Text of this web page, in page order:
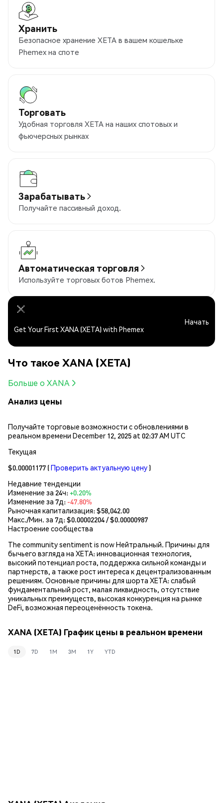
Хранить
Безопасное хранение XETA в вашем кошельке
Phemex на споте
Торговать
Удобная торговля XETA на наших спотовых и
фьючерсных рынках
Зарабатывать
Получайте пассивный доход.
Автоматическая торговля
Используйте торговых ботов Phemex.
Get Your First XANA (XETA) with Phemex
Начать
Что такое XANA (XETA)
Больше о XANA
Анализ цены
Получайте торговые возможности с обновлениями в
реальном времени December 12, 2025 at 02:37 AM UTC
Текущая
$0.00001177 (Проверить актуальную цену )
Недавние тенденции
Изменение за 24ч:+0.20%
Изменение за 7д: -47.80%
Рыночная капитализация:$58,042.00
Макс./Мин. за 7д: $0.00002204/ $0.00000987
Настроение сообщества
The community sentiment is now Нейтральный. Причины для
бычьего взгляда на XETA: инновационная технология,
высокий потенциал роста, поддержка сильной команды и
партнерств, а также рост интереса к децентрализованным
решениям. Основные причины для шорта XETA: слабый
фундаментальный рост, малая ликвидность, отсутствие
уникальных преимуществ, высокая конкуренция на рынке
DeFi, возможная переоценённость токена.
XANA (XETA) График цены в реальном времени
1D 7D 1M 3M 1Y YTD